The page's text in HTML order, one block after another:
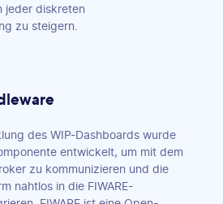
jeder diskreten
zu steigern.
des WIP-Dashboards wurde
entwickelt, um mit dem
zu kommunizieren und die
nahtlos in die FIWARE-